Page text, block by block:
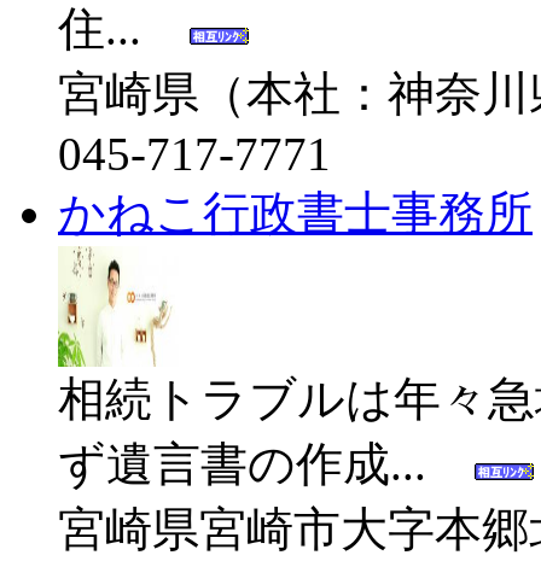
住...
宮崎県（本社：神奈
045-717-7771
かねこ行政書士事務所
相続トラブルは年々
ず遺言書の作成...
宮崎県宮崎市大字本郷